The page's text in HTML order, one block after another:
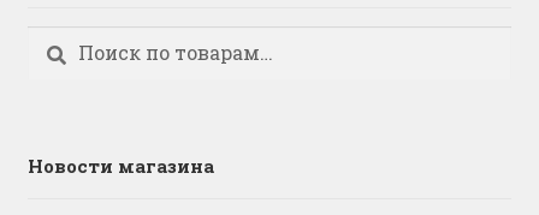
Искать:
Поиск
Новости магазина